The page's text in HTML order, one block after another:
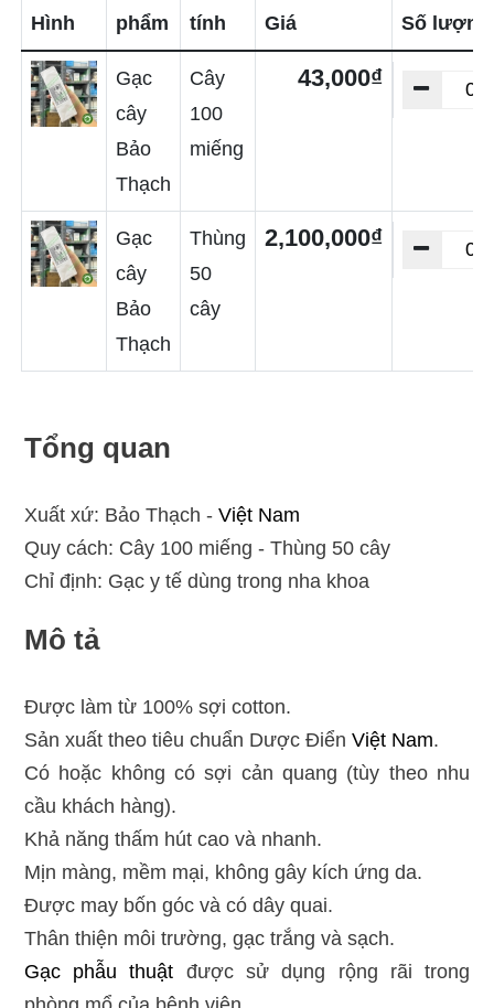
Hình
phẩm
tính
Giá Số lượng
Gạc
cây
Bảo
Thạch
Cây
100
miếng
43,000₫
Gạc
cây
Bảo
Thạch
Thùng
50
cây
2,100,000₫
Tổng quan
Xuất xứ: Bảo Thạch - Việt Nam
Quy cách: Cây 100 miếng - Thùng 50 cây
Chỉ định: Gạc y tế dùng trong nha khoa
Mô tả
Được làm từ 100% sợi cotton.
Sản xuất theo tiêu chuẩn Dược Điển Việt Nam.
Có hoặc không có sợi cản quang (tùy theo nhu
cầu khách hàng).
Khả năng thấm hút cao và nhanh.
Mịn màng, mềm mại, không gây kích ứng da.
Được may bốn góc và có dây quai.
Thân thiện môi trường, gạc trắng và sạch.
Gạc phẫu thuật được sử dụng rộng rãi trong